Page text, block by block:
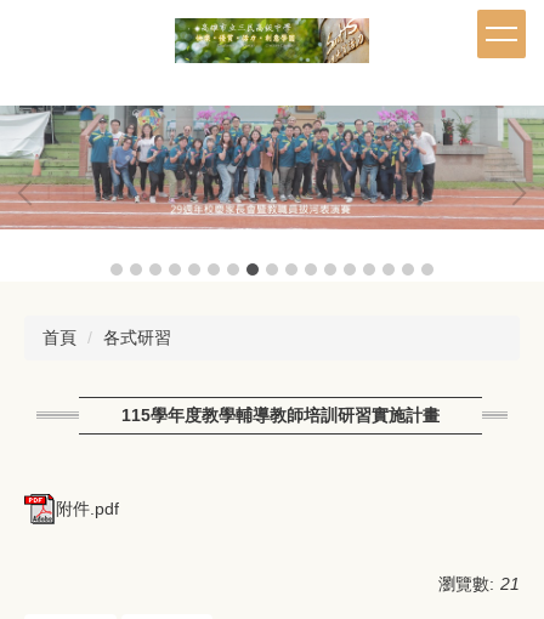
內
容
區
首頁 各式研習
115學年度教學輔導教師培訓研習實施計畫
附件.pdf
瀏覽數: 21